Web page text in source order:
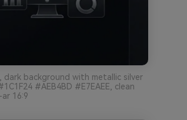
background with metallic silver
#AEB4BD #E7EAEE, clean
16:9